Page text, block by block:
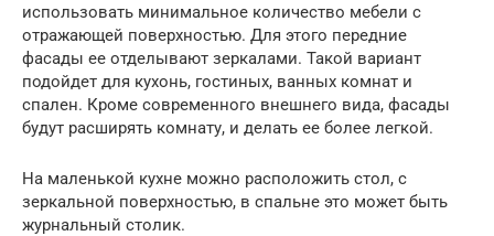
использовать минимальное количество мебели с
отражающей поверхностью. Для этого передние
фасады ее отделывают зеркалами. Такой вариант
подойдет для кухонь, гостиных, ванных комнат и
спален. Кроме современного внешнего вида, фасады
будут расширять комнату, и делать ее более легкой.
На маленькой кухне можно расположить стол, с
зеркальной поверхностью, в спальне это может быть
журнальный столик.